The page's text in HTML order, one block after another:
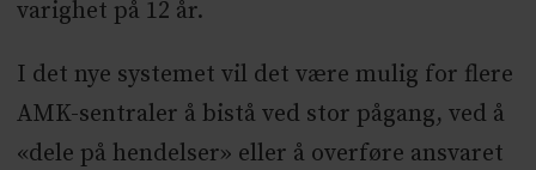
varighet på 12 år.
I det nye systemet vil det være mulig for flere
AMK-sentraler å bistå ved stor pågang, ved å
«dele på hendelser» eller å overføre ansvaret